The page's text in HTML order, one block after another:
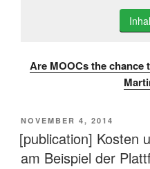
Are MOOCs the chance
VERÖFFENTLICHT
AM
NOVEMBER 4, 2014
[publication] Kosten
am Beispiel der